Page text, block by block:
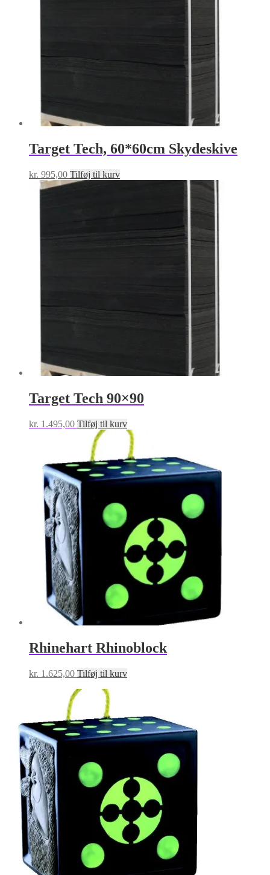
Target Tech, 60*60cm Skydeskive
kr. 995,00 Tilføj til kurv
Target Tech 90×90
kr. 1.495,00 Tilføj til kurv
Rhinehart Rhinoblock
kr. 1.625,00 Tilføj til kurv